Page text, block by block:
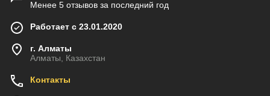
Менее 5 отзывов за последний год
Работает с 23.01.2020
г. Алматы
Алматы, Казахстан
Контакты